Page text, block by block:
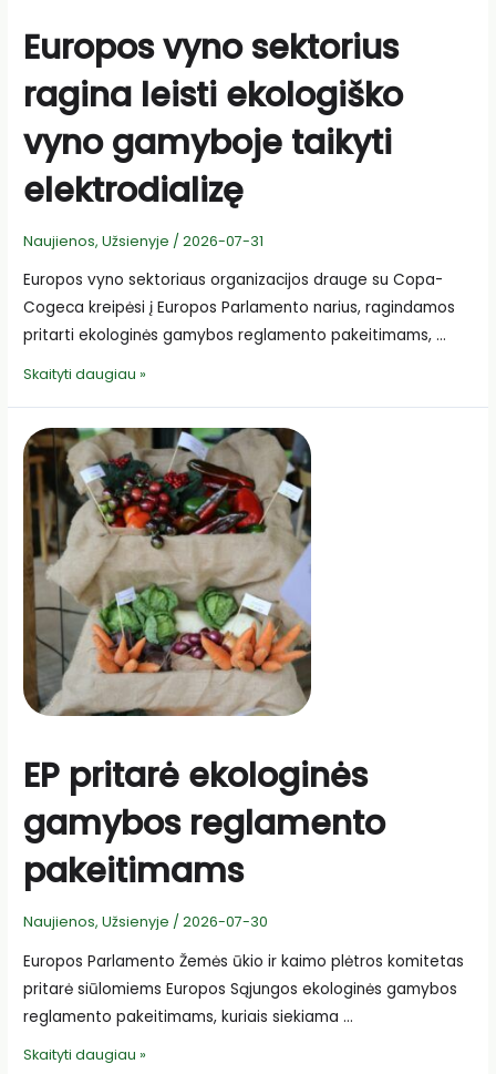
Europos vyno sektorius
ragina leisti ekologiško
vyno gamyboje taikyti
elektrodializę
Naujienos,Užsienyje /2026-07-31
Europos vyno sektoriaus organizacijos drauge su Copa-
Cogeca kreipėsi į Europos Parlamento narius, ragindamos
pritarti ekologinės gamybos reglamento pakeitimams, …
Europos
sektorius
ragina
ekologiško
vyno
gamyboje
taikyti
elektrodializę
Skaityti daugiau »
EP pritarė ekologinės
gamybos reglamento
pakeitimams
Naujienos,Užsienyje /2026-07-30
Europos Parlamento Žemės ūkio ir kaimo plėtros komitetas
pritarė siūlomiems Europos Sąjungos ekologinės gamybos
reglamento pakeitimams, kuriais siekiama …
EP
Skaityti daugiau »